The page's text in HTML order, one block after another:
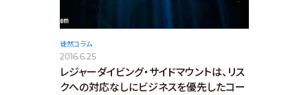
徒然コラム
2016.6.25
レジャーダイビング・サイドマウントは、リス
クへの対応なしにビジネスを優先したコー